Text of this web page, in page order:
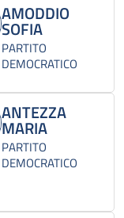
AMODDIO
SOFIA
PARTITO
DEMOCRATICO
ANTEZZA
MARIA
PARTITO
DEMOCRATICO